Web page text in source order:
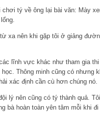
tý về ông lại bài văn: Mày
xa nên khi gặp tôi ở giảng
lĩnh vực khác như tham gia
Thông minh cũng có nhưng
xác định cần cù hơn chúng nó.
lý nên cũng có tý thành quả.
bà hoàn toàn yên tâm mỗi khi